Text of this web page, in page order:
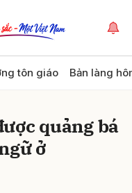
tôn giáo Bản làng
quảng bá
ở